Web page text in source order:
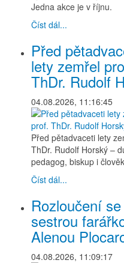
Jedna akce je v říjnu.
Číst dál...
Před
lety zemřel
ThDr. Rudolf
04.08.2026, 11:16:45
Před pětadvaceti lety
ThDr. Rudolf Horský –
pedagog, biskup i
Číst dál...
Rozloučení se
sestrou
Alenou
04.08.2026, 11:09:17